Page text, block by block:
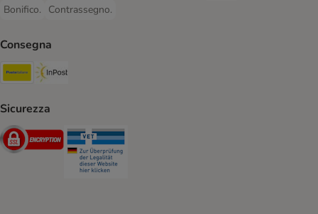
Bonifico.
Bonifico. Payment Method
Contrassegno.
Contrassegno. Payment Method
Consegna
Poste Italiane. Shipping Method
Sicurezza
Security